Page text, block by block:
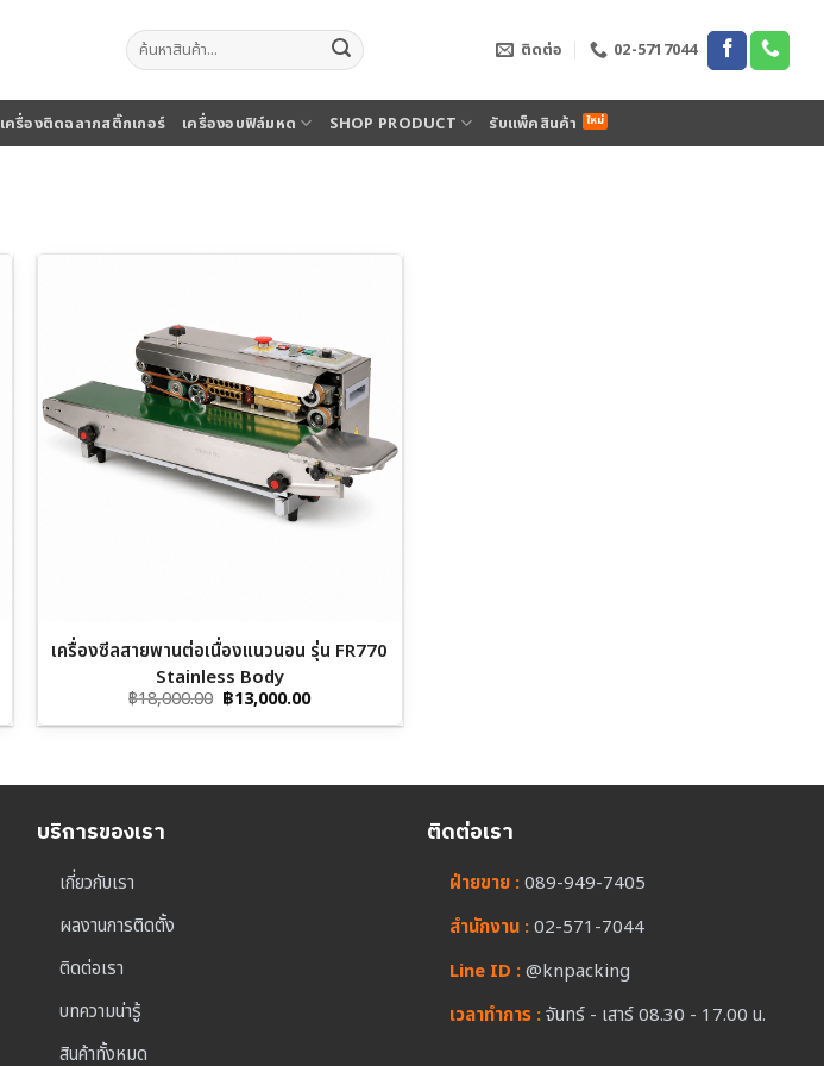
ค้นหา: ติดต่อ 02-5717044
เครื่องติดฉลากสติ๊กเกอร์ เครื่องอบฟิล์มหด SHOP PRODUCT รับแพ็คสินค้า
เครื่องซีลสายพานต่อเนื่องแนวนอน รุ่น FR770
Stainless Body
฿18,000.00 Original
price
was:
฿13,000.00Current
is:
บริการของเรา
เกี่ยวกับเรา
ผลงานการติดตั้ง
ติดต่อเรา
บทความน่ารู้
สินค้าทั้งหมด
ติดต่อเรา
ฝ่ายขาย :089-949-7405
สำนักงาน :02-571-7044
Line ID :@knpacking
เวลาทำการ :จันทร์ - เสาร์ 08.30 - 17.00 น.